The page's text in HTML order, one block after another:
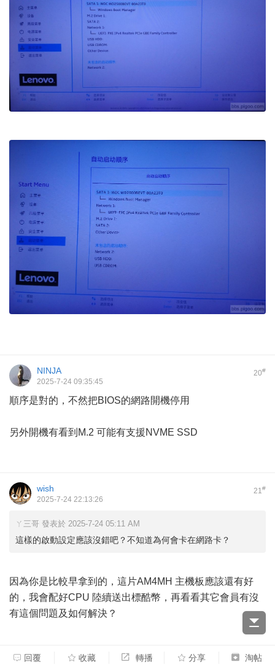
20#
NINJA
2025-7-24 09:35:45
順序是對的，不然把BIOS的網路開機停用
另外開機有看到M.2 可能有支援NVME SSD
21 #
wish
2025-7-24 22:13:26
ㄚ三哥 發表於 2025-7-24 05:11 AM
這樣的啟動設定應該沒錯吧？不知道為何會卡在網路卡？
因為你是比較早拿到的，這片AM4MH 主機板應該還有好
的，我會配好CPU 陸續送出標酷幣，再看看其它會員有沒
有這個問題及如何解決？
回覆 收藏 轉播 分享 淘帖